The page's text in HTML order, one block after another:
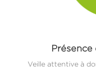
Veille attentive à